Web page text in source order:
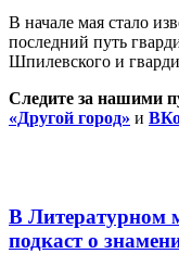
В начале мая стало
последний путь
Шпилевского и
Следите за нашими
«Другой город» и
В Литературном
подкаст о